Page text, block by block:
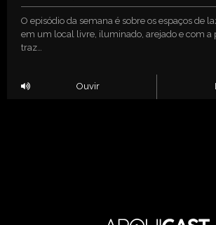
O episódio da semana é sobre os espaços de
em um local livre, iluminado, arejado e com a
traz…
Ouvir